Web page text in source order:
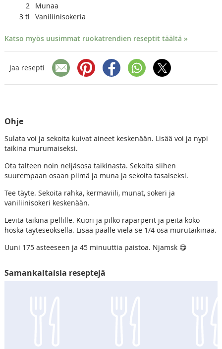
2
Munaa
3 tl Vaniliinisokeria
Katso myös uusimmat ruokatrendien reseptit täältä »
Jaa resepti
Ohje
Sulata voi ja sekoita kuivat aineet keskenään. Lisää voi ja nypi
taikina murumaiseksi.
Ota talteen noin neljäsosa taikinasta. Sekoita siihen
suurempaan osaan piimä ja muna ja sekoita tasaiseksi.
Tee täyte. Sekoita rahka, kermaviili, munat, sokeri ja
vaniliinisokeri keskenään.
Levitä taikina pellille. Kuori ja pilko raparperit ja peitä koko
höskä täyteseoksella. Lisää päälle vielä se 1/4 osa murutaikinaa.
Uuni 175 asteeseen ja 45 minuuttia paistoa. Njamsk 😋
Samankaltaisia reseptejä